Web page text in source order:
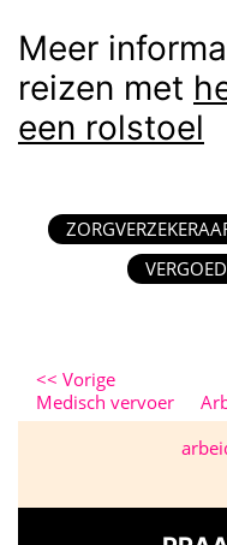
Meer
reizen met
een rolstoel
<< Vorige
Medisch vervoer